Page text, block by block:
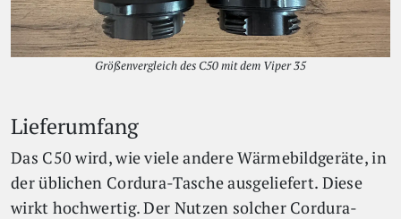
Größenvergleich des C50 mit dem Viper 35
Lieferumfang
Das C50 wird, wie viele andere Wärmebildgeräte, in
der üblichen Cordura-Tasche ausgeliefert. Diese
wirkt hochwertig. Der Nutzen solcher Cordura-